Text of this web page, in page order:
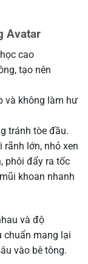
Avatar
cao
tạo nên
và không làm hư
tránh tòe đầu.
rãnh lớn, nhỏ xen
phôi đẩy ra tốc
khoan nhanh
và độ
chuẩn mang lại
vào bê tông.